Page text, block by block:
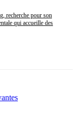
recherche pour son
qui accueille des